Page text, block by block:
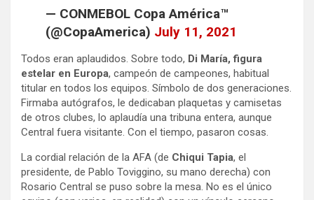
— CONMEBOL Copa América™️
(@CopaAmerica) July 11, 2021
Todos eran aplaudidos. Sobre todo, Di María, figura
estelar en Europa, campeón de campeones, habitual
titular en todos los equipos. Símbolo de dos generaciones.
Firmaba autógrafos, le dedicaban plaquetas y camisetas
de otros clubes, lo aplaudía una tribuna entera, aunque
Central fuera visitante. Con el tiempo, pasaron cosas.
La cordial relación de la AFA (de Chiqui Tapia, el
presidente, de Pablo Toviggino, su mano derecha) con
Rosario Central se puso sobre la mesa. No es el único